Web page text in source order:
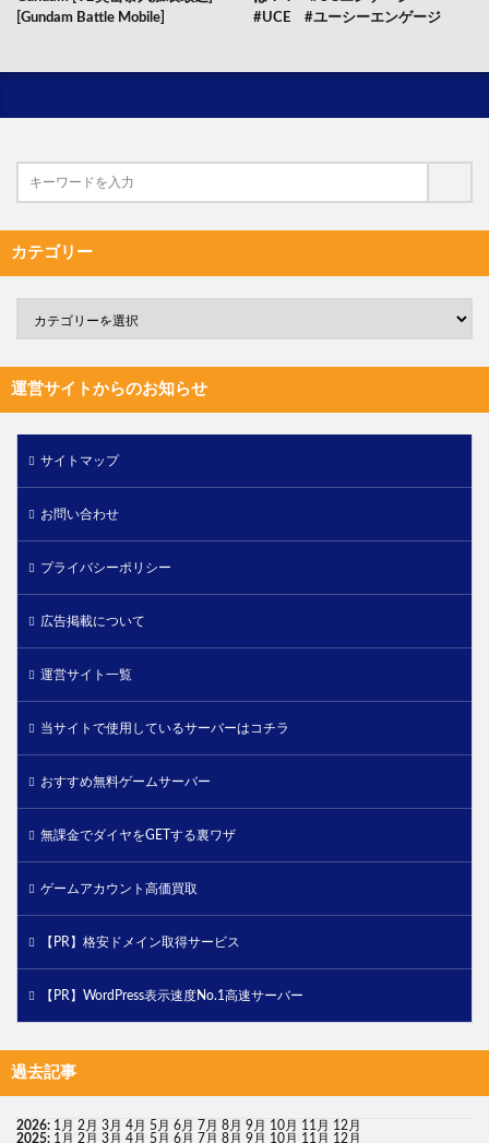
[Gundam Battle Mobile]
#UCE #ユーシーエンゲージ
カテゴリー
運営サイトからのお知らせ
サイトマップ
お問い合わせ
プライバシーポリシー
広告掲載について
運営サイト一覧
当サイトで使用しているサーバーはコチラ
おすすめ無料ゲームサーバー
無課金でダイヤをGETする裏ワザ
ゲームアカウント高価買取
【PR】格安ドメイン取得サービス
【PR】WordPress表示速度No.1高速サーバー
過去記事
2026: 1月 2月 3月 4月 5月 6月 7月 8月 9月 10月 11月 12月
2025: 1月 2月 3月 4月 5月 6月 7月 8月 9月 10月 11月 12月